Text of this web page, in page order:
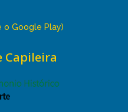
o Google Play)
Capileira